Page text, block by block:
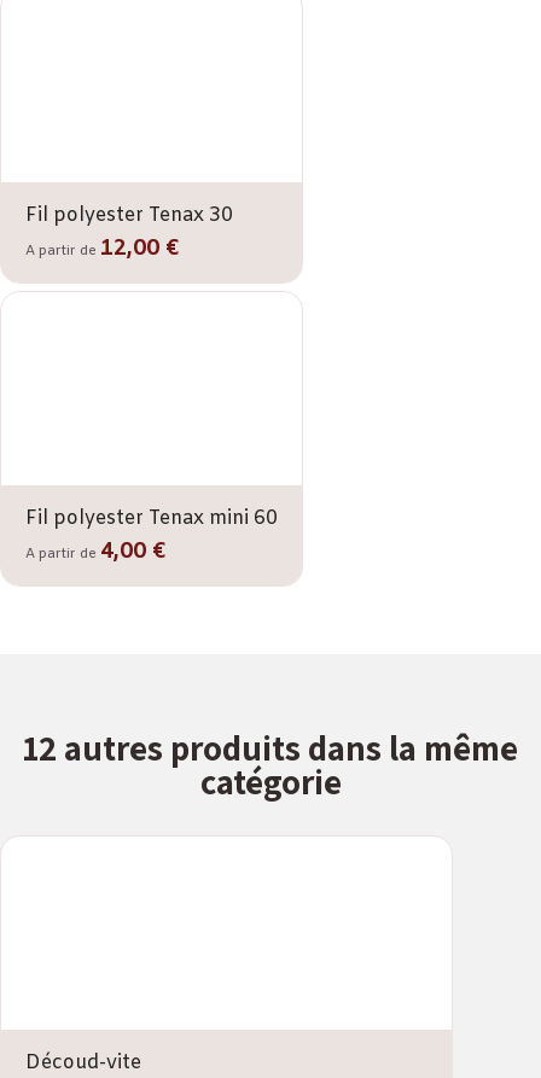
Fil polyester Tenax 30
A partir de 12,00 €
Fil polyester Tenax mini 60
A partir de 4,00 €
12 autres produits dans la même
catégorie
Découd-vite